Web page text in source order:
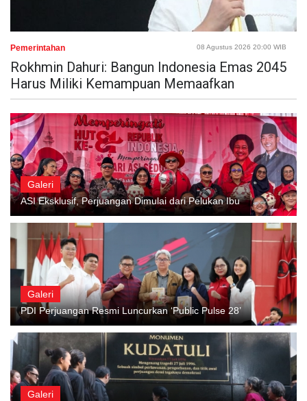
Pemerintahan 08 Agustus 2026 20:00 WIB
Rokhmin Dahuri: Bangun Indonesia Emas 2045
Harus Miliki Kemampuan Memaafkan
Galeri
ASI Eksklusif, Perjuangan Dimulai dari Pelukan Ibu
Galeri
PDI Perjuangan Resmi Luncurkan ‘Public Pulse 28’
Galeri